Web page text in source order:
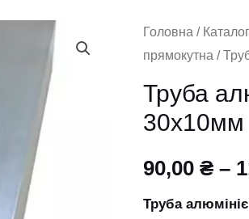
Головна / Каталог
прямокутна /
Труба
30х10мм
90,00 ₴–
Труба
Труба
алюмінієва
прямокутна
30х10мм
кількість